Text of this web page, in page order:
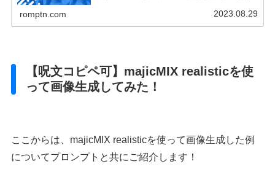
romptn.com 2023.08.29
【呪文コピペ可】majicMIX realisticを使
って画像生成してみた！
ここからは、majicMIX realisticを使って画像生成した例
についてプロンプトと共にご紹介します！